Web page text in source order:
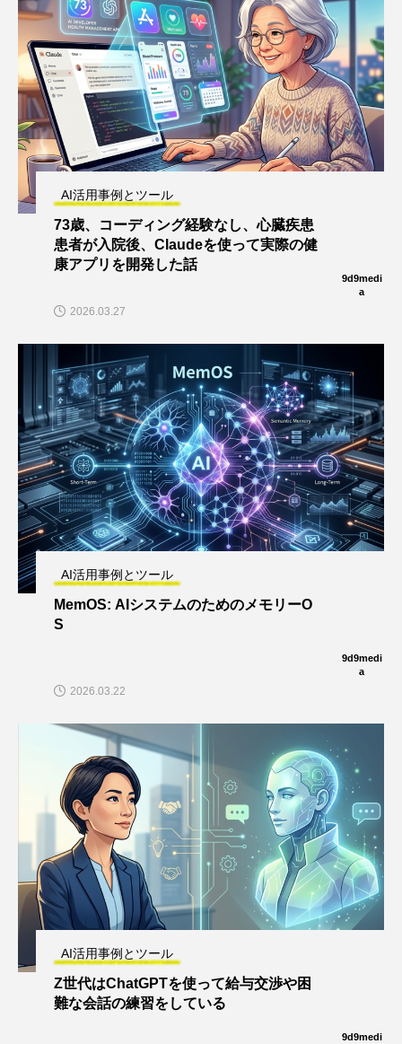
AI活用事例とツール
73歳、コーディング経験なし、心臓疾患
患者が入院後、Claudeを使って実際の健
康アプリを開発した話
9d9medi
a
2026.03.27
AI活用事例とツール
MemOS: AIシステムのためのメモリーO
S
9d9medi
a
2026.03.22
AI活用事例とツール
Z世代はChatGPTを使って給与交渉や困
難な会話の練習をしている
9d9medi